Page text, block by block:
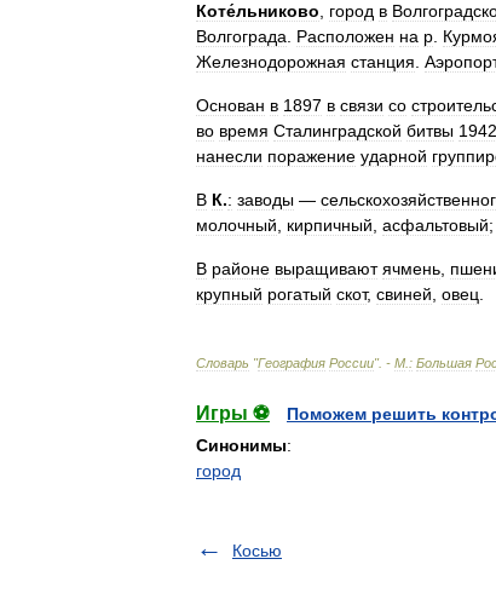
Коте́льниково
город в
Волгограда
Расположен на р
Железнодорожная станция Аэропорт
Основан в 1897 в связи со
во время Сталинградской битвы 1942
нанесли поражение ударной
В К.: заводы —
молочный
кирпичный асфальтовый;
В районе выращивают ячмень
крупный рогатый скот, свиней овец
Словарь "География России". - М : Большая
Игры ⚽
Поможем решить
Синонимы:
город
Косью